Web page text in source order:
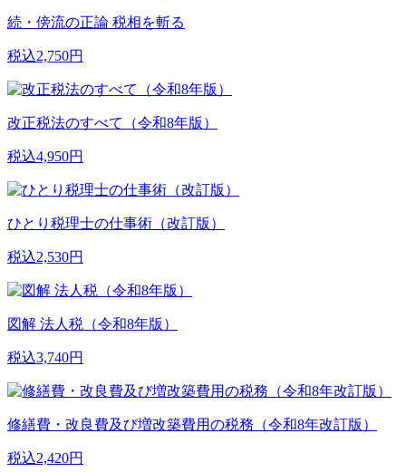
続・傍流の正論 税相を斬る
税込2,750円
改正税法のすべて（令和8年版）
税込4,950円
ひとり税理士の仕事術（改訂版）
税込2,530円
図解 法人税（令和8年版）
税込3,740円
修繕費・改良費及び増改築費用の税務（令和8年改訂版）
税込2,420円